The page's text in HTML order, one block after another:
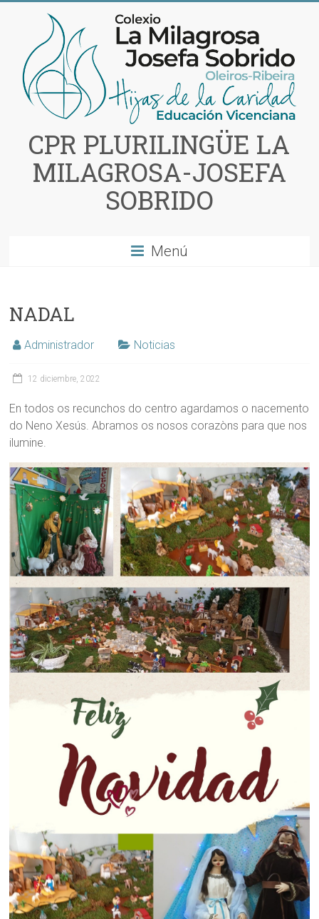
contenido
CPR PLURILINGÜE LA
MILAGROSA-JOSEFA
SOBRIDO
Menú
NADAL
Administrador Noticias
12 diciembre, 2022
En todos os recunchos do centro agardamos o nacemento
do Neno Xesús. Abramos os nosos corazòns para que nos
ilumine.